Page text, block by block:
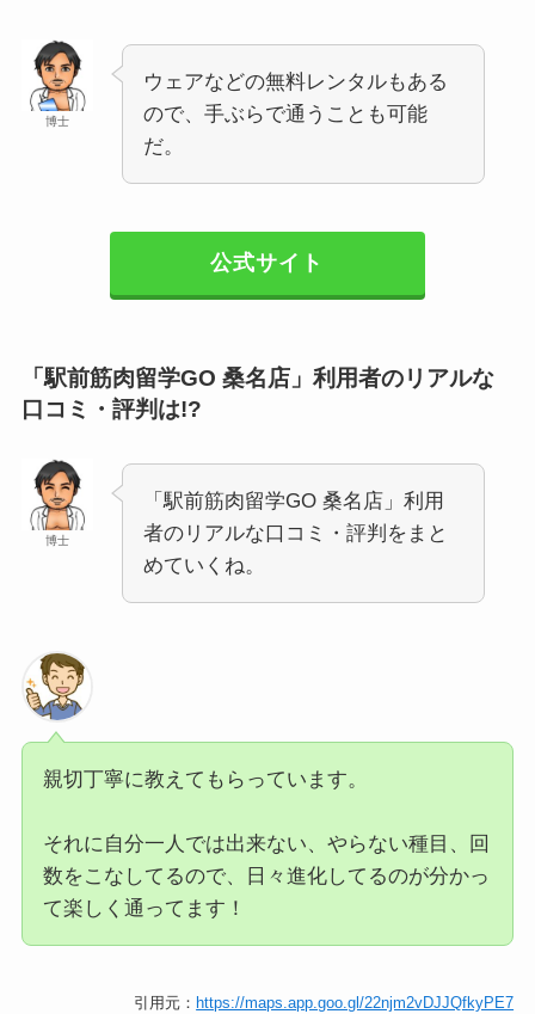
博士
ウェアなどの無料レンタルもある
ので、手ぶらで通うことも可能
だ。
公式サイト
「駅前筋肉留学GO 桑名店」利用者のリアルな
口コミ・評判は!?
博士
「駅前筋肉留学GO 桑名店」利用
者のリアルな口コミ・評判をまと
めていくね。
親切丁寧に教えてもらっています。
それに自分一人では出来ない、やらない種目、回
数をこなしてるので、日々進化してるのが分かっ
て楽しく通ってます！
引用元： https://maps.app.goo.gl/22njm2vDJJQfkyPE7